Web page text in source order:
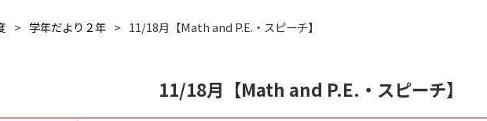
学年だより２年 11/18月【Math and P.E.・スピーチ】
11/18月【Math and P.E.・スピーチ】